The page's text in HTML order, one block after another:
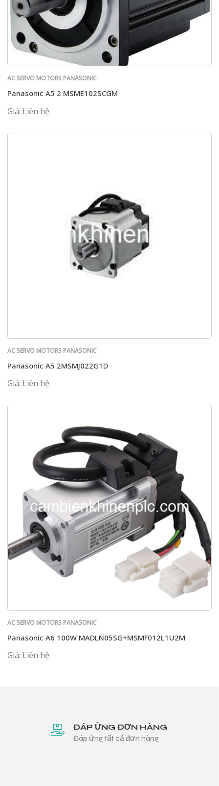
AC SERVO MOTORS PANASONIC
Panasonic A5 2 MSME102SCGM
Giá: Liên hệ
AC SERVO MOTORS PANASONIC
Panasonic A5 2MSMJ022G1D
Giá: Liên hệ
AC SERVO MOTORS PANASONIC
Panasonic A6 100W MADLN05SG+MSMF012L1U2M
Giá: Liên hệ
ĐÁP ỨNG ĐƠN HÀNG
Đáp ứng tất cả đơn hàng